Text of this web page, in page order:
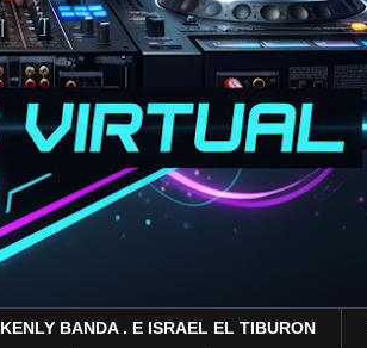
KENLY BANDA . E ISRAEL EL TIBURON